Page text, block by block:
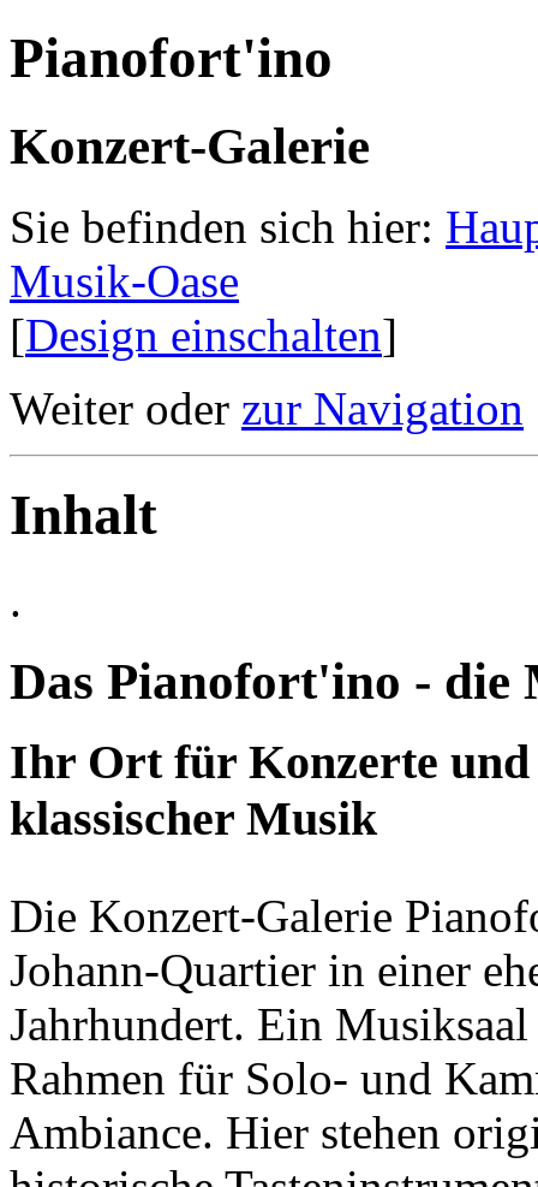
Pianofort'ino
Konzert-Galerie
Sie befinden sich hier:
Musik-Oase
[Design einschalten]
Weiter oder zur Navigation
Inhalt
.
Das Pianofort'ino - die
Ihr Ort für Konzerte und
klassischer Musik
Die Konzert-Galerie
Johann-Quartier in einer
Jahrhundert. Ein
Rahmen für Solo- und
Ambiance. Hier stehen